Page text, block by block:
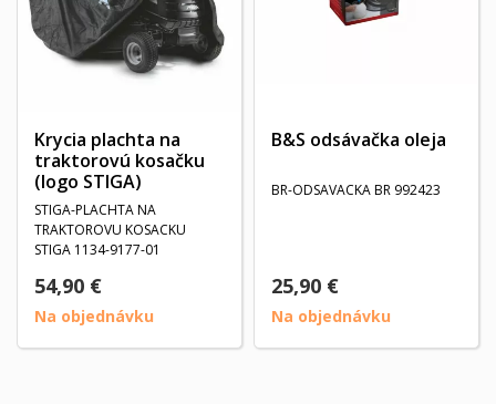
Krycia plachta na
traktorovú kosačku
(logo STIGA)
STIGA-PLACHTA NA
TRAKTOROVU KOSACKU
STIGA 1134-9177-01
54,90 €
Na objednávku
B&S odsávačka oleja
BR-ODSAVACKA BR 992423
25,90 €
Na objednávku